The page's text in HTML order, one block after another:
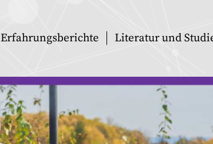
Erfahrungsberichte Literatur und